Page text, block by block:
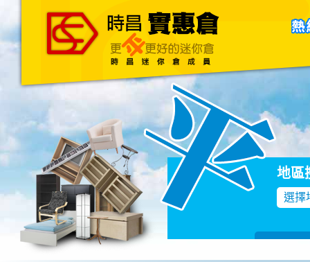
主頁 關於我們 聯絡我們
地區
選擇